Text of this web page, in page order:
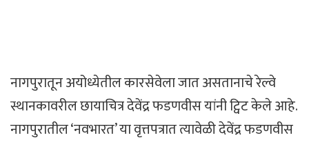
नागपुरातून अयोध्येतील कारसेवेला जात असतानाचे रेल्वे
स्थानकावरील छायाचित्र देवेंद्र फडणवीस यांनी ट्विट केले आहे.
नागपुरातील ‘नवभारत’ या वृत्तपत्रात त्यावेळी देवेंद्र फडणवीस